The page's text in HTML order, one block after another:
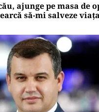
ajunge pe masa de
să-mi salveze